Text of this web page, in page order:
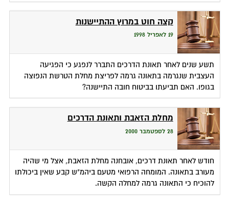
קצה חוט במרוץ ההתיישנות
19 לאפריל 1998
תשע שנים לאחר תאונת הדרכים התברר לנפגע כי הפגיעה
העצבית שנגרמה בתאונה גרמה לפריצת מחלת הטרשת הנפוצה
בגופו. האם תביעתו בביטוח חובה התיישנה?
מחלת הזאבת ותאונת הדרכים
28 לספטמבר 2000
חודש לאחר תאונת דרכים, אובחנה מחלת הזאבת, אצל מי שהיה
מעורב בתאונה. המומחה הרפואי מטעם ביהמ"ש קבע שאין ביכולתו
להוכיח כי התאונה גרמה למחלה הקשה.